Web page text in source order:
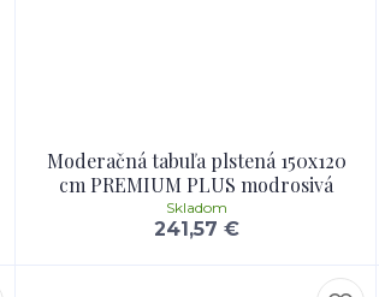
Moderačná tabuľa plstená 150x120
cm PREMIUM PLUS modrosivá
241,57 €
Skladom